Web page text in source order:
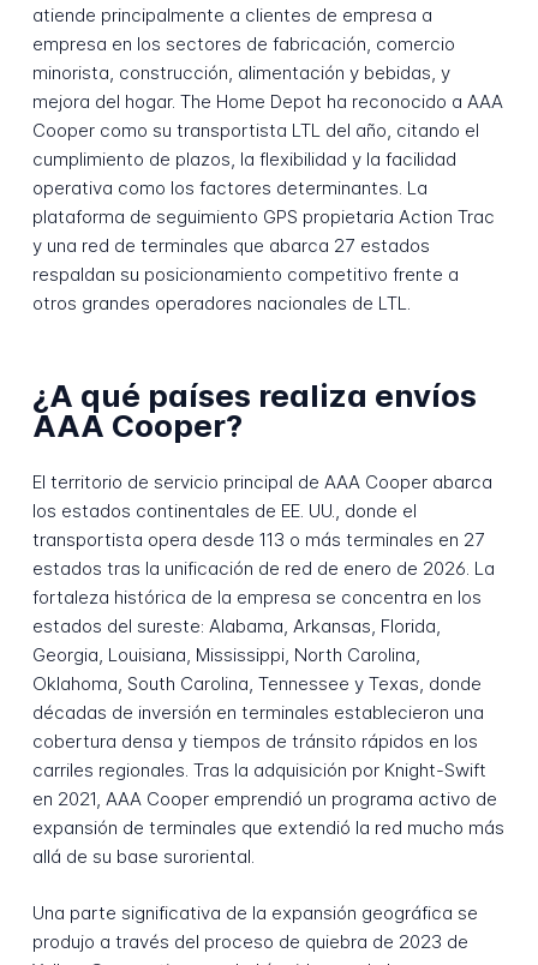
atiende principalmente a clientes de empresa a
empresa en los sectores de fabricación, comercio
minorista, construcción, alimentación y bebidas, y
mejora del hogar. The Home Depot ha reconocido a AAA
Cooper como su transportista LTL del año, citando el
cumplimiento de plazos, la flexibilidad y la facilidad
operativa como los factores determinantes. La
plataforma de seguimiento GPS propietaria Action Trac
y una red de terminales que abarca 27 estados
respaldan su posicionamiento competitivo frente a
otros grandes operadores nacionales de LTL.
¿A qué países realiza envíos
AAA Cooper?
El territorio de servicio principal de AAA Cooper abarca
los estados continentales de EE. UU., donde el
transportista opera desde 113 o más terminales en 27
estados tras la unificación de red de enero de 2026. La
fortaleza histórica de la empresa se concentra en los
estados del sureste: Alabama, Arkansas, Florida,
Georgia, Louisiana, Mississippi, North Carolina,
Oklahoma, South Carolina, Tennessee y Texas, donde
décadas de inversión en terminales establecieron una
cobertura densa y tiempos de tránsito rápidos en los
carriles regionales. Tras la adquisición por Knight-Swift
en 2021, AAA Cooper emprendió un programa activo de
expansión de terminales que extendió la red mucho más
allá de su base suroriental.
Una parte significativa de la expansión geográfica se
produjo a través del proceso de quiebra de 2023 de